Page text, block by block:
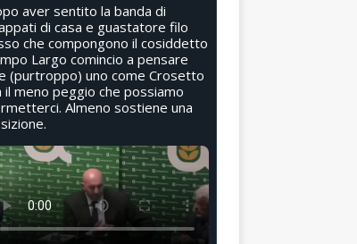
aver sentito la banda di
di casa e guastatore filo
che compongono il cosiddetto
Largo comincio a pensare
(purtroppo) uno come Crosetto
il meno peggio che possiamo
Almeno sostiene una